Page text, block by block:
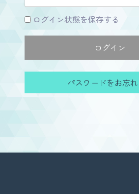
ログイン状態を保存する
パスワードをお忘